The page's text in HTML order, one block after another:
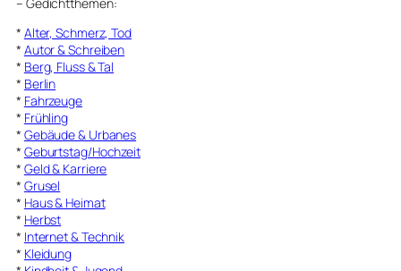
* Alter, Schmerz, Tod
* Autor & Schreiben
* Berg, Fluss & Tal
* Berlin
* Fahrzeuge
* Frühling
* Gebäude & Urbanes
* Geburtstag/Hochzeit
* Geld & Karriere
* Grusel
* Haus & Heimat
* Herbst
* Internet & Technik
* Kleidung